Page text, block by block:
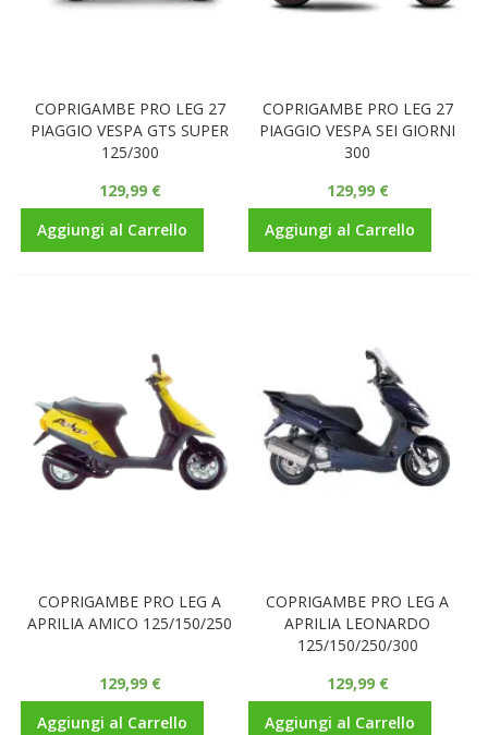
COPRIGAMBE PRO LEG 27
PIAGGIO VESPA GTS SUPER
125/300
129,99 €
Aggiungi al Carrello
COPRIGAMBE PRO LEG 27
PIAGGIO VESPA SEI GIORNI
300
129,99 €
Aggiungi al Carrello
COPRIGAMBE PRO LEG A
APRILIA AMICO 125/150/250
129,99 €
Aggiungi al Carrello
COPRIGAMBE PRO LEG A
APRILIA LEONARDO
125/150/250/300
129,99 €
Aggiungi al Carrello